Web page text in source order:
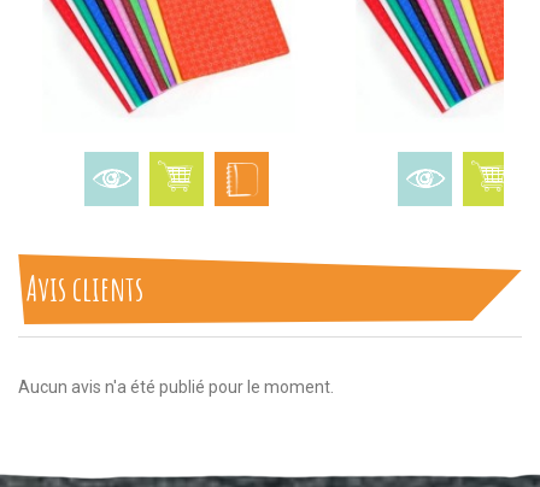
Avis clients
Aucun avis n'a été publié pour le moment.